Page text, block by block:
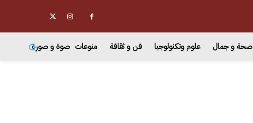
صحة و جمال علوم وتكنولوجيا فن و ثقافة منوعات صوة و صورة